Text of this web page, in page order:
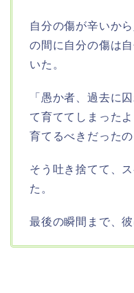
自分の傷が辛いか
の間に自分の傷は
いた。
「愚か者、過去に
て育ててしまった
育てるべきだったの
そう吐き捨てて、
た。
最後の瞬間まで、